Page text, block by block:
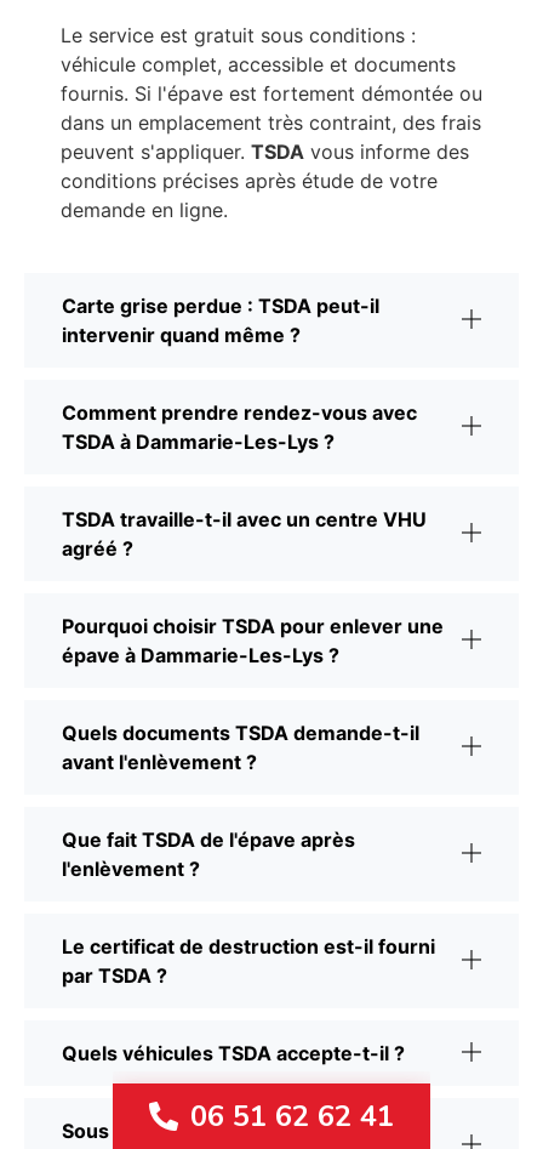
Le service est gratuit sous conditions :
véhicule complet, accessible et documents
fournis. Si l'épave est fortement démontée ou
dans un emplacement très contraint, des frais
peuvent s'appliquer. TSDA vous informe des
conditions précises après étude de votre
demande en ligne.
Carte grise perdue : TSDA peut-il
intervenir quand même ?
Comment prendre rendez-vous avec
TSDA à Dammarie-Les-Lys ?
TSDA travaille-t-il avec un centre VHU
agréé ?
Pourquoi choisir TSDA pour enlever une
épave à Dammarie-Les-Lys ?
Quels documents TSDA demande-t-il
avant l'enlèvement ?
Que fait TSDA de l'épave après
l'enlèvement ?
Le certificat de destruction est-il fourni
par TSDA ?
Quels véhicules TSDA accepte-t-il ?
Sous quel délai TSDA intervient-il à
06 51 62 62 41